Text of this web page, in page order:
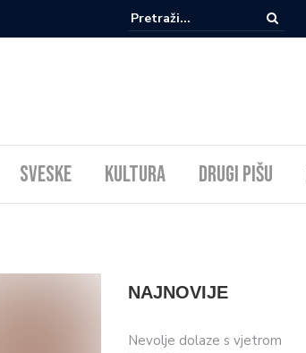
Sveske Kultura Drugi pišu
NAJNOVIJE
Nevolje dolaze s vjetrom